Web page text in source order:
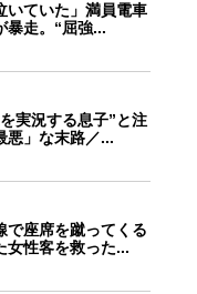
いていた」満員電車
暴走。“屈強...
実況する息子”と注
悪」な末路／...
で座席を蹴ってくる
性客を救った...